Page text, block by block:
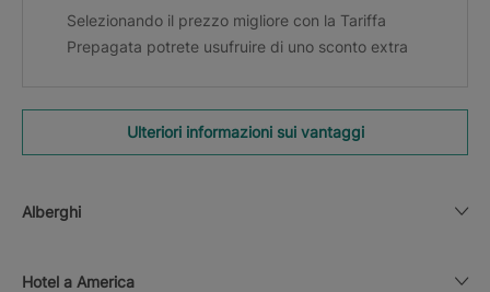
Selezionando il prezzo migliore con la Tariffa
Prepagata potrete usufruire di uno sconto extra
Ulteriori informazioni sui vantaggi
Alberghi
Hotel a America